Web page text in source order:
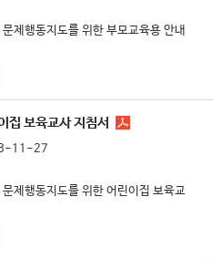
행동지도를 위한 부모교육용 안내
집 보육교사 지침서
11-27
행동지도를 위한 어린이집 보육교